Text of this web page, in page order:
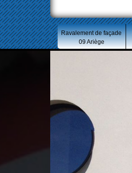
Ravalement de façade
09 Ariège